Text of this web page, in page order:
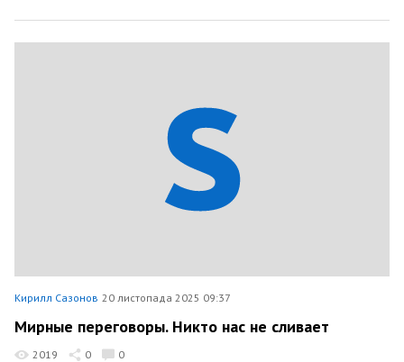
Кирилл Сазонов 20 листопада 2025 09:37
Мирные переговоры. Никто нас не сливает
2019 0 0